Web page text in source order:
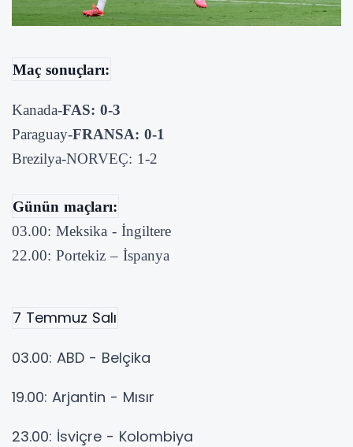
Maç sonuçları:
Kanada-FAS: 0-3
Paraguay-FRANSA: 0-1
Brezilya-NORVEÇ: 1-2
Günün maçları:
03.00: Meksika - İngiltere
22.00: Portekiz – İspanya
7 Temmuz Salı
03.00: ABD - Belçika
19.00: Arjantin - Mısır
23.00: İsviçre - Kolombiya